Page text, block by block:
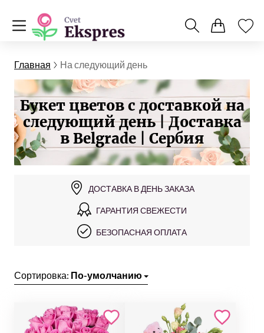
Главная На следующий день
Букет цветов с доставкой на
следующий день | Доставка
в Belgrade | Сербия
ДОСТАВКА В ДЕНЬ ЗАКАЗА
ГАРАНТИЯ СВЕЖЕСТИ
БЕЗОПАСНАЯ ОПЛАТА
Сортировка: По-умолчанию